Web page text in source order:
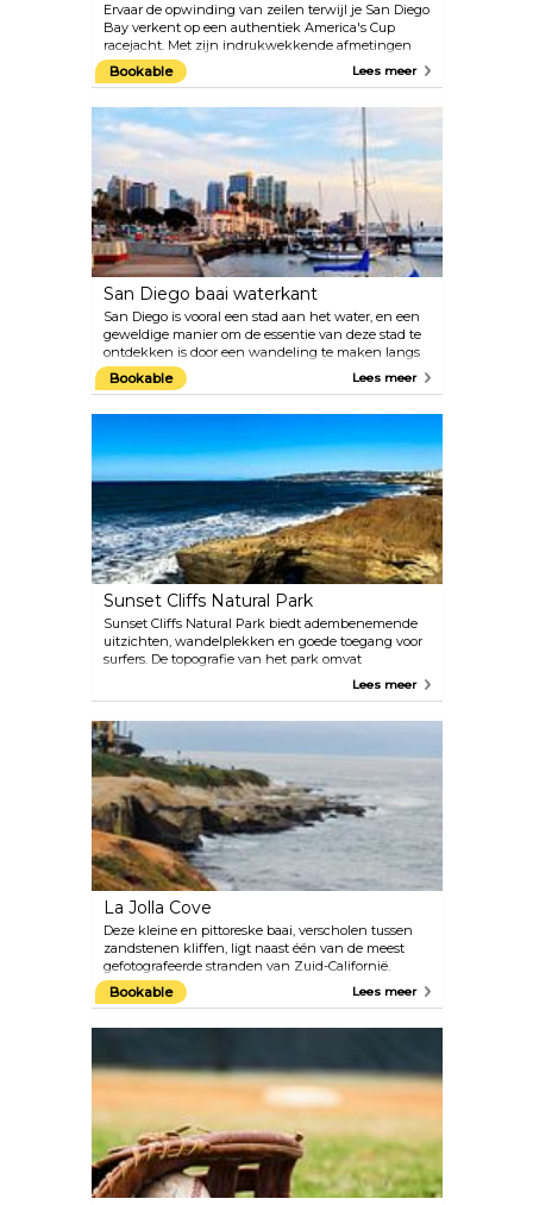
Ervaar de opwinding van zeilen terwijl je San Diego
Bay verkent op een authentiek America's Cup
racejacht. Met zijn indrukwekkende afmetingen
en snelheid biedt dit schip een werkelijk
opmerkelijk en onvergetelijk avontuur. Of je nu een
overnemen, de lieren bedienen of gewoon stevig
vasthouden en genieten van de rit.
Bookable Lees meer
San Diego baai waterkant
San Diego is vooral een stad aan het water, en een
geweldige manier om de essentie van deze stad te
ontdekken is door een wandeling te maken langs
de San Diego baai waterkant. Het bestaat uit
parken en verschillende musea, waaronder het
barren, restaurants aan zee en natuurlijk de haven
van San Diego. Vergeet niet om de nieuwste zeil-
en buitenevenementen te bekijken die de San
Bookable Lees meer
Sunset Cliffs Natural Park
Sunset Cliffs Natural Park biedt adembenemende
uitzichten, wandelplekken en goede toegang voor
surfers. De topografie van het park omvat
ingewikkeld uitgehouwen kliffen aan de kust,
tijdens zijn jaarlijkse migratie van de Beringzee
naar Baja California.
Lees meer
La Jolla Cove
Deze kleine en pittoreske baai, verscholen tussen
zandstenen kliffen, ligt naast één van de meest
gefotografeerde stranden van Zuid-Californië.
Aangezien het zicht in het water aan de noordkant
van de baai in de zomer tot 9 meter kan oplopen, is
Bookable Lees meer